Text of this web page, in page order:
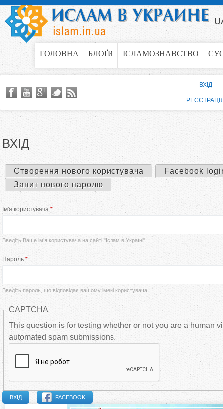
Jump to navigation
ГОЛОВНА БЛОҐИ ІСЛАМОЗНАВСТВО
ВХІД
е
в
н
н
в
к
Створення нового користувача
Facebook
Запит нового паролю
Ім'я користувача *
Введіть Ваше ім’я користувача на сайті "Іслам в Україні".
Пароль *
Введіть пароль, що відповідає вашому імені користувача.
CAPTCHA
This question is for testing whether or not you are a human
automated spam submissions.
FACEBOOK
ВХІД